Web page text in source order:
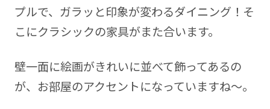
プルで、ガラッと印象が変わるダイニング！そ
こにクラシックの家具がまた合います。
壁一面に絵画がきれいに並べて飾ってあるの
が、お部屋のアクセントになっていますね～。